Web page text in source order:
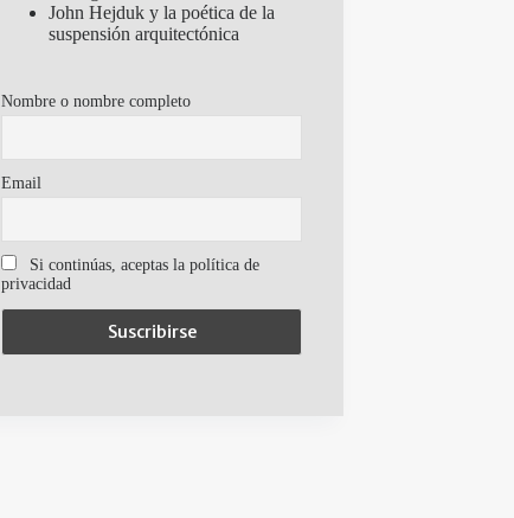
John Hejduk y la poética de la
suspensión arquitectónica
Nombre o nombre completo
Email
Si continúas, aceptas la política de
privacidad